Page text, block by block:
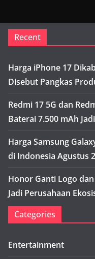
Recent
Harga iPhone 17
Disebut Pangkas
Redmi 17 5G dan
Baterai 7.500 mAh
Harga Samsung
di Indonesia Agustus
Honor Ganti Logo
Jadi Perusahaan
Categories
Entertainment